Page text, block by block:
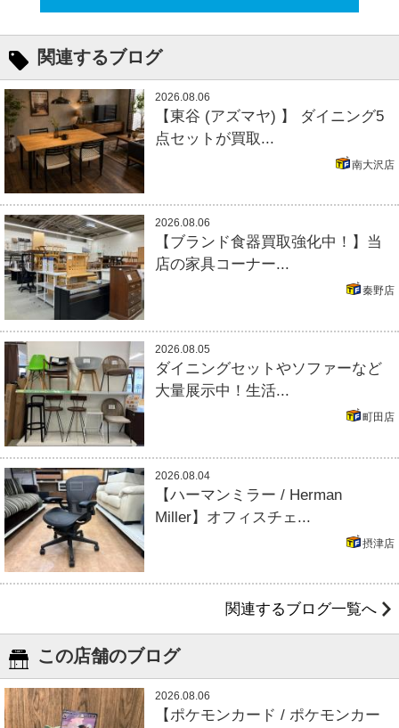
関連するブログ
2026.08.06
【東谷 (アズマヤ) 】 ダイニング5
点セットが買取...
南大沢店
2026.08.06
【ブランド食器買取強化中！】当
店の家具コーナー...
秦野店
2026.08.05
ダイニングセットやソファーなど
大量展示中！生活...
町田店
2026.08.04
【ハーマンミラー / Herman
Miller】オフィスチェ...
摂津店
関連するブログ一覧へ
この店舗のブログ
2026.08.06
【ポケモンカード / ポケモンカー